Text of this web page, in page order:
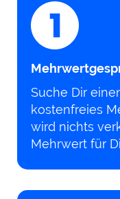
Suche Dir
kostenfreies
wird nichts
Mehrwert für